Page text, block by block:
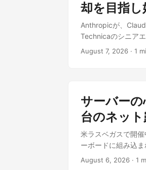
出力し、音声は別
境音を1つのモデ
に設計されており
現、懐かしさや奇
ーンを生成する「
育コンテンツの生
高速にプレビュー
し、被写体や構図
く上回ったとして
スク評価を実施し
て、悪用リスクを
却を目指し
Anthropicが、
Technicaのシニア
は「カスタムシリ
り続ける中で、
略上の弱点になり
によって、汎用
の広報担当者は、
なる調達戦略の転
報道によれば、
August 7, 2026 · 1
サーバー
台のネッ
米ラスベガスで開
ーボードに組み込
刻な脆弱性群が報
August 6, 2026 · 1